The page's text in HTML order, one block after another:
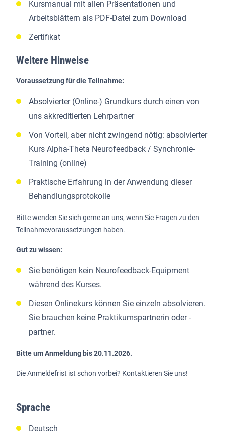
Kursmanual mit allen Präsentationen und
Arbeitsblättern als PDF-Datei zum Download
Zertifikat
Weitere Hinweise
Voraussetzung für die Teilnahme:
Absolvierter (Online-) Grundkurs durch einen von
uns akkreditierten Lehrpartner
Von Vorteil, aber nicht zwingend nötig: absolvierter
Kurs Alpha-Theta Neurofeedback / Synchronie-
Training (online)
Praktische Erfahrung in der Anwendung dieser
Behandlungsprotokolle
Bitte wenden Sie sich gerne an uns, wenn Sie Fragen zu den
Teilnahmevoraussetzungen haben.
Gut zu wissen:
Sie benötigen kein Neurofeedback-Equipment
während des Kurses.
Diesen Onlinekurs können Sie einzeln absolvieren.
Sie brauchen keine Praktikumspartnerin oder -
partner.
Bitte um Anmeldung bis 20.11.2026.
Die Anmeldefrist ist schon vorbei? Kontaktieren Sie uns!
Sprache
Deutsch